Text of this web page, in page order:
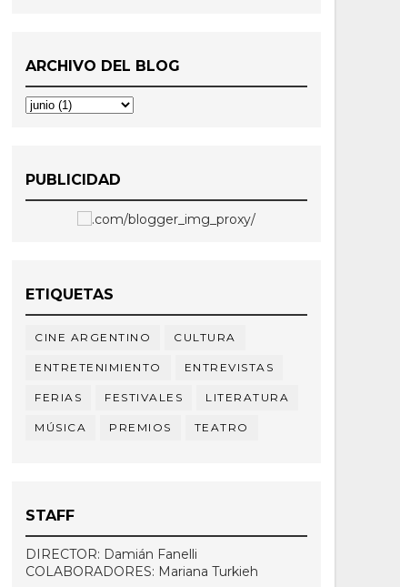
ARCHIVO DEL BLOG
PUBLICIDAD
ETIQUETAS
CINE ARGENTINO CULTURA
ENTRETENIMIENTO ENTREVISTAS
FERIAS FESTIVALES LITERATURA
MÚSICA PREMIOS TEATRO
STAFF
DIRECTOR: Damián Fanelli
COLABORADORES: Mariana Turkieh